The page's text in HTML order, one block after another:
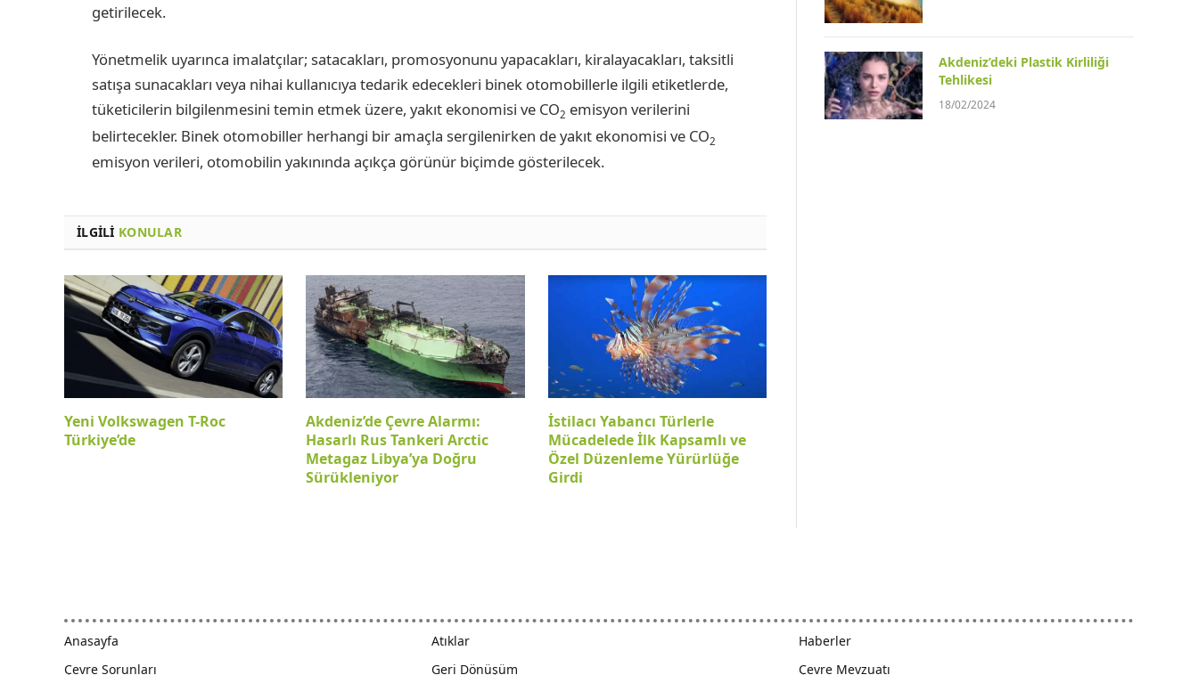
getirilecek.
Yönetmelik uyarınca imalatçılar; satacakları, promosyonunu yapacakları, kiralayacakları, taksitli
satışa sunacakları veya nihai kullanıcıya tedarik edecekleri binek otomobillerle ilgili etiketlerde,
tüketicilerin bilgilenmesini temin etmek üzere, yakıt ekonomisi ve CO2 emisyon verilerini
belirtecekler. Binek otomobiller herhangi bir amaçla sergilenirken de yakıt ekonomisi ve CO2
emisyon verileri, otomobilin yakınında açıkça görünür biçimde gösterilecek.
İLGILI KONULAR
Yeni Volkswagen T-Roc
Türkiye’de
Akdeniz’de Çevre Alarmı:
Hasarlı Rus Tankeri Arctic
Metagaz Libya’ya Doğru
Sürükleniyor
İstilacı Yabancı Türlerle
Mücadelede İlk Kapsamlı ve
Özel Düzenleme Yürürlüğe
Girdi
Akdeniz’deki Plastik Kirliliği
Tehlikesi
18/02/2024
Anasayfa
Çevre Sorunları
Atıklar
Geri Dönüşüm
Haberler
Çevre Mevzuatı